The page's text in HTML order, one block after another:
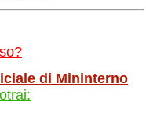
di Mininterno